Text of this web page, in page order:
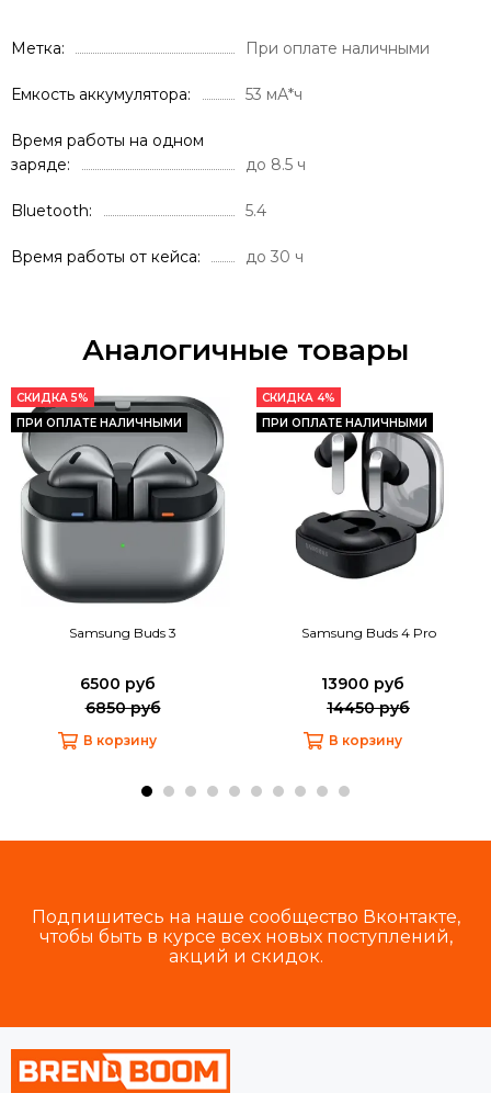
Метка При оплате наличными
Емкость аккумулятора 53 мА*ч
Время работы на одном
заряде
до 8.5 ч
Bluetooth 5.4
Время работы от кейса до 30 ч
Аналогичные товары
СКИДКА 5%
ПРИ ОПЛАТЕ НАЛИЧНЫМИ
Samsung Buds 3
6500 руб
6850 руб
В корзину
СКИДКА 4%
ПРИ ОПЛАТЕ НАЛИЧНЫМИ
Samsung Buds 4 Pro
13900 руб
14450 руб
В корзину
Подпишитесь на наше сообщество Вконтакте,
чтобы быть в курсе всех новых поступлений,
акций и скидок.